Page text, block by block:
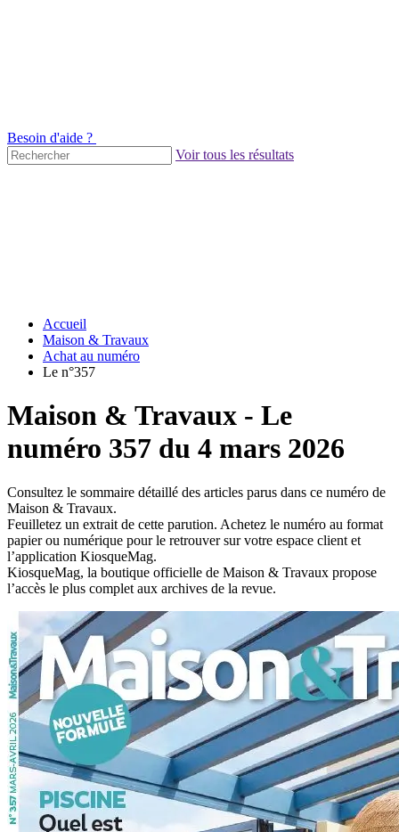
Besoin d'aide ?
Voir tous les résultats
Accueil
Maison & Travaux
Achat au numéro
Le n°357
Maison & Travaux - Le
numéro 357 du 4 mars 2026
Consultez le sommaire détaillé des articles parus dans ce numéro de
Maison & Travaux.
Feuilletez un extrait de cette parution. Achetez le numéro au format
papier ou numérique pour le retrouver sur votre espace client et
l’application KiosqueMag.
KiosqueMag, la boutique officielle de Maison & Travaux propose
l’accès le plus complet aux archives de la revue.